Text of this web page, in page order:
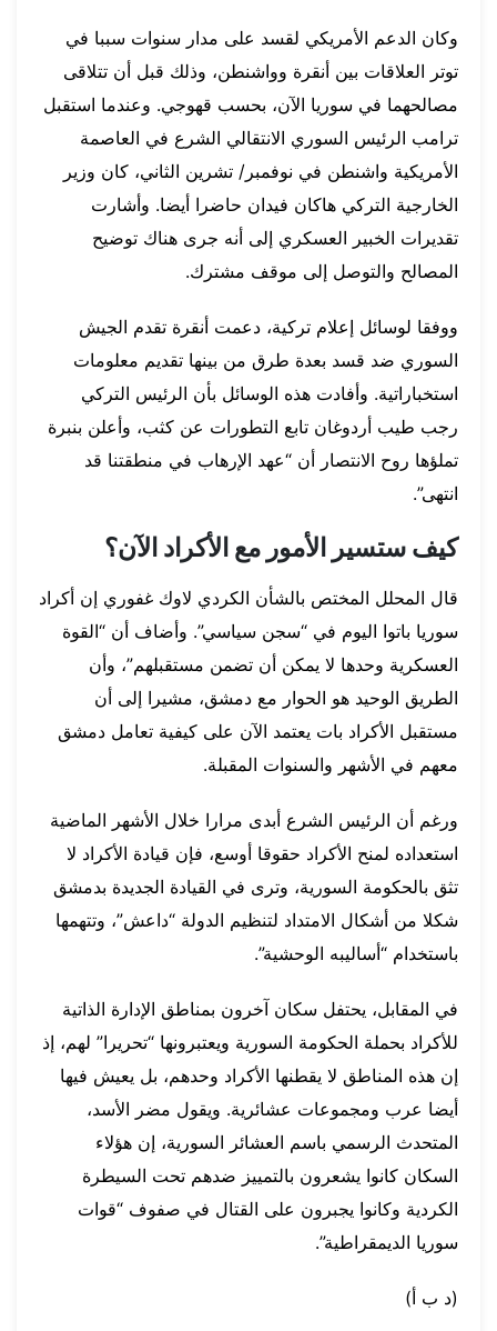
وكان الدعم الأمريكي لقسد على مدار سنوات سببا في
توتر العلاقات بين أنقرة وواشنطن، وذلك قبل أن تتلاقى
مصالحهما في سوريا الآن، بحسب قهوجي. وعندما استقبل
ترامب الرئيس السوري الانتقالي الشرع في العاصمة
الأمريكية واشنطن في نوفمبر/ تشرين الثاني، كان وزير
الخارجية التركي هاكان فيدان حاضرا أيضا. وأشارت
تقديرات الخبير العسكري إلى أنه جرى هناك توضيح
المصالح والتوصل إلى موقف مشترك.
ووفقا لوسائل إعلام تركية، دعمت أنقرة تقدم الجيش
السوري ضد قسد بعدة طرق من بينها تقديم معلومات
استخباراتية. وأفادت هذه الوسائل بأن الرئيس التركي
رجب طيب أردوغان تابع التطورات عن كثب، وأعلن بنبرة
تملؤها روح الانتصار أن “عهد الإرهاب في منطقتنا قد
انتهى”.
كيف ستسير الأمور مع الأكراد الآن؟
قال المحلل المختص بالشأن الكردي لاوك غفوري إن أكراد
سوريا باتوا اليوم في “سجن سياسي”. وأضاف أن “القوة
العسكرية وحدها لا يمكن أن تضمن مستقبلهم”، وأن
الطريق الوحيد هو الحوار مع دمشق، مشيرا إلى أن
مستقبل الأكراد بات يعتمد الآن على كيفية تعامل دمشق
معهم في الأشهر والسنوات المقبلة.
ورغم أن الرئيس الشرع أبدى مرارا خلال الأشهر الماضية
استعداده لمنح الأكراد حقوقا أوسع، فإن قيادة الأكراد لا
تثق بالحكومة السورية، وترى في القيادة الجديدة بدمشق
شكلا من أشكال الامتداد لتنظيم الدولة “داعش”، وتتهمها
باستخدام “أساليبه الوحشية”.
في المقابل، يحتفل سكان آخرون بمناطق الإدارة الذاتية
للأكراد بحملة الحكومة السورية ويعتبرونها “تحريرا” لهم، إذ
إن هذه المناطق لا يقطنها الأكراد وحدهم، بل يعيش فيها
أيضا عرب ومجموعات عشائرية. ويقول مضر الأسد،
المتحدث الرسمي باسم العشائر السورية، إن هؤلاء
السكان كانوا يشعرون بالتمييز ضدهم تحت السيطرة
الكردية وكانوا يجبرون على القتال في صفوف “قوات
سوريا الديمقراطية”.
(د ب أ)